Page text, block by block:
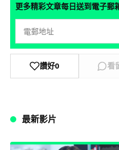
更多精彩文章每日送到電子郵
讚好0 看
最新影片